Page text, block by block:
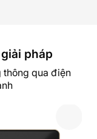
pháp
thông qua điện